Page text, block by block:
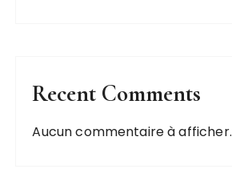
Recent Comments
Aucun commentaire à afficher.